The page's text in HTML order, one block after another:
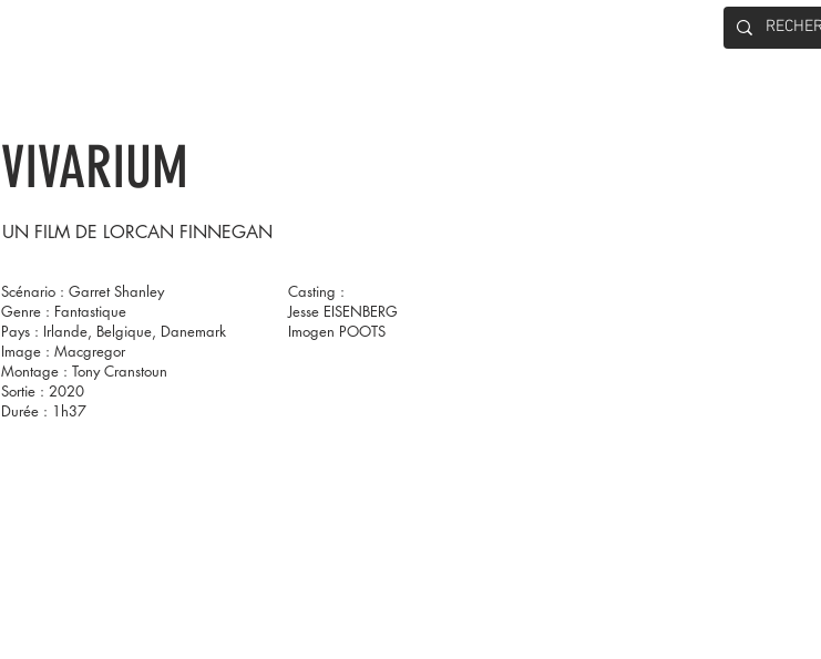
VIVARIUM
LORCAN FINNEGAN
UN FILM DE
Scénario : Garret Shanley
Genre : Fantastique
Pays : Irlande, Belgique, Danemark
Image : Macgregor
Montage : Tony Cranstoun
Sortie : 2020
Durée : 1h37
Casting :
Jesse EISENBERG
Imogen POOTS